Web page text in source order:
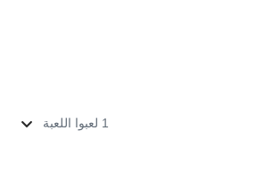
1 لعبوا اللعبة